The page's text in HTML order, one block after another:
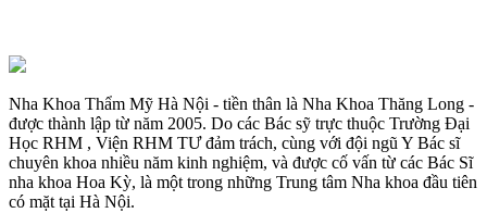
Nha Khoa Thẩm Mỹ Hà Nội - tiền thân là Nha Khoa Thăng Long -
được thành lập từ năm 2005. Do các Bác sỹ trực thuộc Trường Đại
Học RHM , Viện RHM TƯ đảm trách, cùng với đội ngũ Y Bác sĩ
chuyên khoa nhiều năm kinh nghiệm, và được cố vấn từ các Bác Sĩ
nha khoa Hoa Kỳ, là một trong những Trung tâm Nha khoa đầu tiên
có mặt tại Hà Nội.